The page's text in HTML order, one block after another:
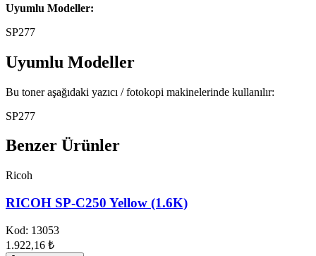
Uyumlu Modeller:
SP277
Uyumlu Modeller
Bu toner aşağıdaki yazıcı / fotokopi makinelerinde kullanılır:
SP277
Benzer Ürünler
Ricoh
RICOH SP-C250 Yellow (1.6K)
Kod: 13053
1.922,16 ₺